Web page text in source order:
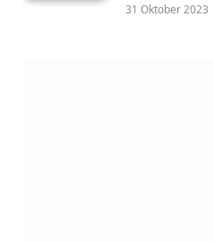
31 Oktober 2023